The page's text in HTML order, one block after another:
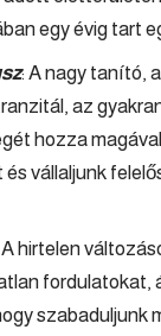
egy évig tart
: A nagy tanító,
az
hozza
vállaljunk
A hirtelen
fordulatokat,
szabaduljunk